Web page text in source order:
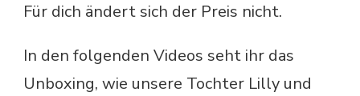
Für dich ändert sich der Preis nicht.
In den folgenden Videos seht ihr das
Unboxing, wie unsere Tochter Lilly und